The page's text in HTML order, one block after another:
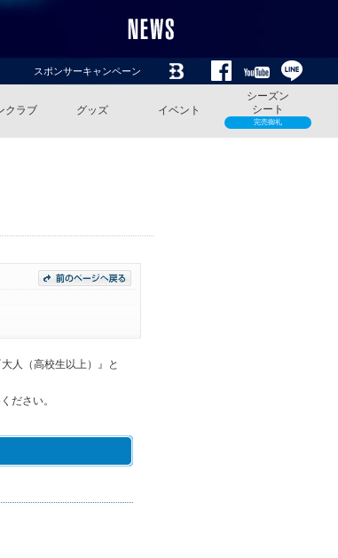
スポンサーキャンペーン
シーズン
シート
完売御礼
イベント
グッズ
クラブ
人（高校生以上）』と
ださい。